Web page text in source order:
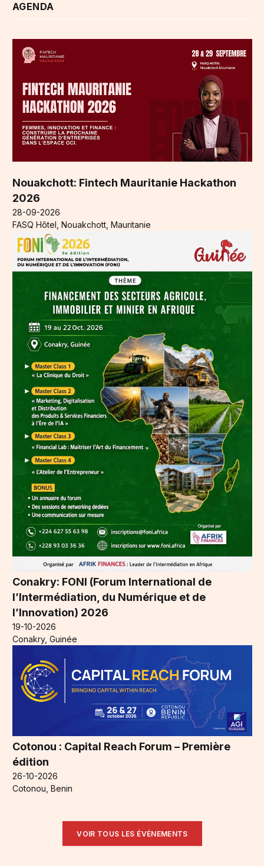
AGENDA
Nouakchott: Fintech Mauritanie Hackathon
2026
28-09-2026
FASQ Hôtel, Nouakchott, Mauritanie
Conakry: FONI (Forum International de
l’Intermédiation, du Numérique et de
l’Innovation) 2026
19-10-2026
Conakry, Guinée
Cotonou : Capital Reach Forum – Première
édition
26-10-2026
Cotonou, Benin
VOIR TOUS LES ÉVÉNEMENTS